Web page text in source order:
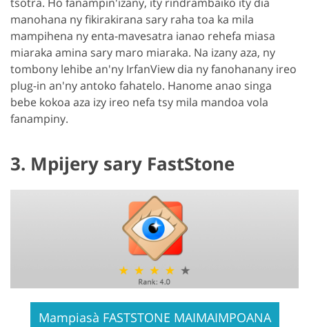
manohana ny fikirakirana sary raha toa ka mila
mampihena ny enta-mavesatra ianao rehefa miasa
miaraka amina sary maro miaraka. Na izany aza, ny
tombony lehibe an'ny IrfanView dia ny fanohanany ireo
plug-in an'ny antoko fahatelo. Hanome anao singa
bebe kokoa aza izy ireo nefa tsy mila mandoa vola
fanampiny.
3. Mpijery sary FastStone
Mampiasà FASTSTONE MAIMAIMPOANA